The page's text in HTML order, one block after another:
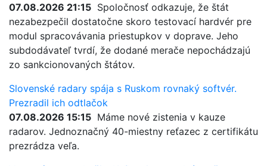
07.08.2026 21:15 Spoločnosť odkazuje, že štát
nezabezpečil dostatočne skoro testovací hardvér pre
modul spracovávania priestupkov v doprave. Jeho
subdodávateľ tvrdí, že dodané merače nepochádzajú
zo sankcionovaných štátov.
Slovenské radary spája s Ruskom rovnaký softvér.
Prezradil ich odtlačok
07.08.2026 15:15 Máme nové zistenia v kauze
radarov. Jednoznačný 40-miestny reťazec z certifikátu
prezrádza veľa.